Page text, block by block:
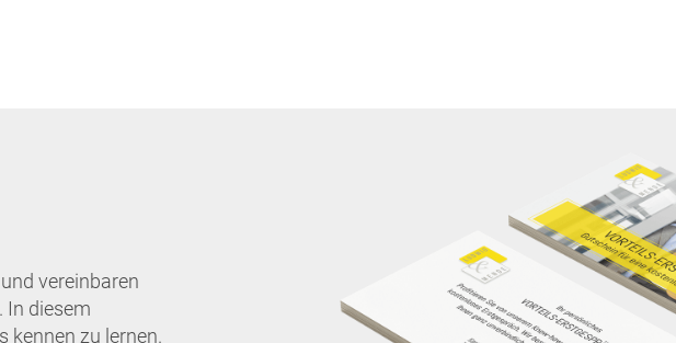
vereinbaren
In diesem
kennen zu lernen.